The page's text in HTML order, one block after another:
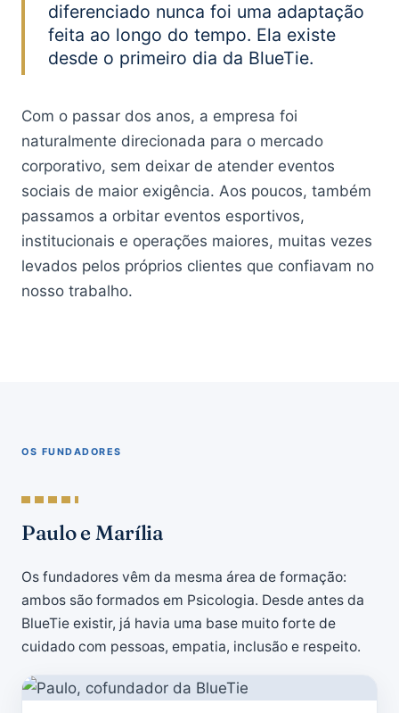
diferenciado nunca foi uma adaptação
feita ao longo do tempo. Ela existe
desde o primeiro dia da BlueTie.
Com o passar dos anos, a empresa foi
naturalmente direcionada para o mercado
corporativo, sem deixar de atender eventos
sociais de maior exigência. Aos poucos, também
passamos a orbitar eventos esportivos,
institucionais e operações maiores, muitas vezes
levados pelos próprios clientes que confiavam no
nosso trabalho.
OS FUNDADORES
Paulo e Marília
Os fundadores vêm da mesma área de formação:
ambos são formados em Psicologia. Desde antes da
BlueTie existir, já havia uma base muito forte de
cuidado com pessoas, empatia, inclusão e respeito.